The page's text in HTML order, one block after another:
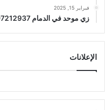
فبراير 15, 2025
زي موحد في الدمام 0597212937
الإعلانات